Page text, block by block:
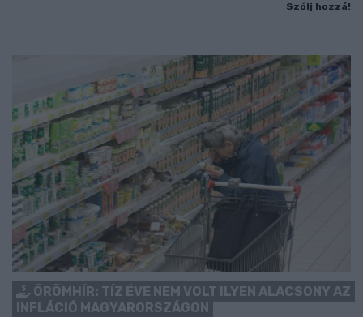
Szólj hozzá!
ÖRÖMHÍR: TÍZ ÉVE NEM VOLT ILYEN ALACSONY AZ
INFLÁCIÓ MAGYARORSZÁGON